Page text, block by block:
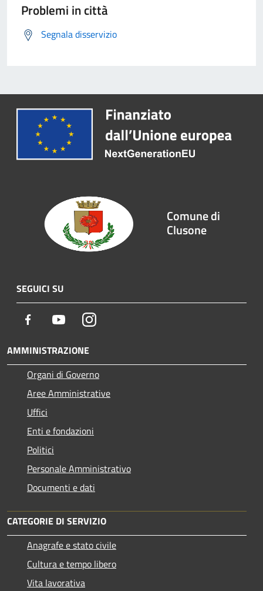
Problemi in città
Segnala disservizio
Comune di
Clusone
SEGUICI SU
Facebook YoutubeInstagram
AMMINISTRAZIONE
Organi di Governo
Aree Amministrative
Uffici
Enti e fondazioni
Politici
Personale Amministrativo
Documenti e dati
CATEGORIE DI SERVIZIO
Anagrafe e stato civile
Cultura e tempo libero
Vita lavorativa